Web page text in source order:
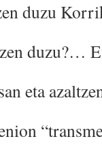
duzu
duzu?…
eta